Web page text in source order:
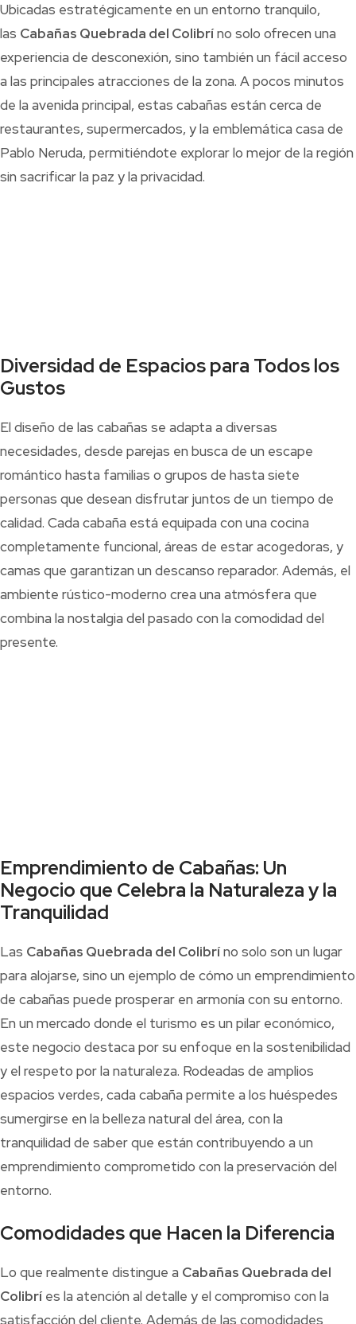
Ubicadas estratégicamente en un entorno tranquilo,
las Cabañas Quebrada del Colibríno solo ofrecen una
experiencia de desconexión, sino también un fácil acceso
a las principales atracciones de la zona. A pocos minutos
de la avenida principal, estas cabañas están cerca de
restaurantes, supermercados, y la emblemática casa de
Pablo Neruda, permitiéndote explorar lo mejor de la región
sin sacrificar la paz y la privacidad.
Diversidad de Espacios para Todos los
Gustos
El diseño de las cabañas se adapta a diversas
necesidades, desde parejas en busca de un escape
romántico hasta familias o grupos de hasta siete
personas que desean disfrutar juntos de un tiempo de
calidad. Cada cabaña está equipada con una cocina
completamente funcional, áreas de estar acogedoras, y
camas que garantizan un descanso reparador. Además, el
ambiente rústico-moderno crea una atmósfera que
combina la nostalgia del pasado con la comodidad del
presente.
Emprendimiento de Cabañas: Un
Negocio que Celebra la Naturaleza y la
Tranquilidad
Las Cabañas Quebrada del Colibríno solo son un lugar
para alojarse, sino un ejemplo de cómo un emprendimiento
de cabañas puede prosperar en armonía con su entorno.
En un mercado donde el turismo es un pilar económico,
este negocio destaca por su enfoque en la sostenibilidad
y el respeto por la naturaleza. Rodeadas de amplios
espacios verdes, cada cabaña permite a los huéspedes
sumergirse en la belleza natural del área, con la
tranquilidad de saber que están contribuyendo a un
emprendimiento comprometido con la preservación del
entorno.
Comodidades que Hacen la Diferencia
Lo que realmente distingue a Cabañas Quebrada del
Colibrí es la atención al detalle y el compromiso con la
satisfacción del cliente. Además de las comodidades